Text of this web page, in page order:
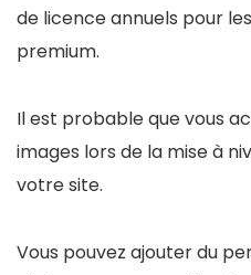
de licence annuels pour
premium.
Il est probable que vous
images lors de la mise à
votre site.
Vous pouvez ajouter du